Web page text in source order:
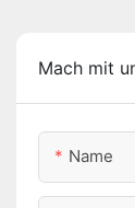
Mach mit
Name